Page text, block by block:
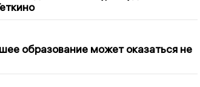
образование может оказаться не